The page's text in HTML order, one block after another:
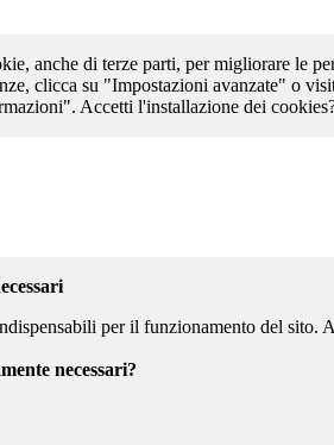
anche di terze parti, per migliorare le
clicca su "Impostazioni avanzate" o
Accetti l'installazione dei
per il funzionamento del
necessari?